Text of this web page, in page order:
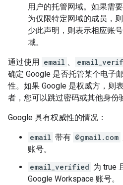
用户的托管网域。如果需
为仅限特定网域的成员，
少此声明，则表示相应账
域。
通过使用 email 、
确定 Google 是否托管某个电子
性。如果 Google 是权威方，则
者，您可以跳过密码或其他身份
Google 具有权威性的情况：
email 带有 @gmail.com
账号。
email_verified 为 true
Google Workspace 账号。